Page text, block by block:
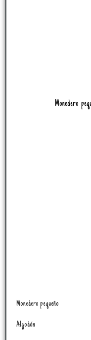
Monedero
Monedero pequeño
Algodón